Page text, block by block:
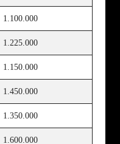
1.100.000
1.225.000
1.150.000
1.450.000
1.350.000
1.600.000